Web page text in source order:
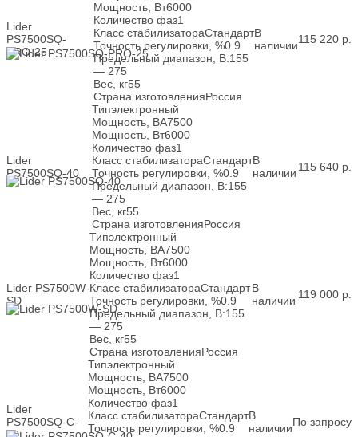
Lider
PS7500SQ-
PRO-25
Мощность, Вт6000
Количество фаз1
Класс стабилизатораСтандарт
Точность регулировки, %0.9
Предельный диапазон, В:155
— 275
Вес, кг55
Страна изготовленияРоссия
В
наличии115 220 р.
Lider
PS7500SQ-40
Типэлектронный
Мощность, ВА7500
Мощность, Вт6000
Количество фаз1
Класс стабилизатораСтандарт
Точность регулировки, %0.9
Предельный диапазон, В:155
— 275
Вес, кг55
Страна изготовленияРоссия
В
наличии 115 640 р.
Lider PS7500W-
SD
Типэлектронный
Мощность, ВА7500
Мощность, Вт6000
Количество фаз1
Класс стабилизатораСтандарт
Точность регулировки, %0.9
Предельный диапазон, В:155
— 275
Вес, кг55
Страна изготовленияРоссия
В
наличии 119 000 р.
Lider
PS7500SQ-C-
Типэлектронный
Мощность, ВА7500
Мощность, Вт6000
Количество фаз1
Класс стабилизатораСтандарт
Точность регулировки, %0.9
В
наличииПо запросу